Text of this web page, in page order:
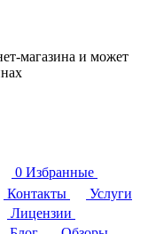
магазина и может
0 Избранные
Контакты
Услуги
Лицензии